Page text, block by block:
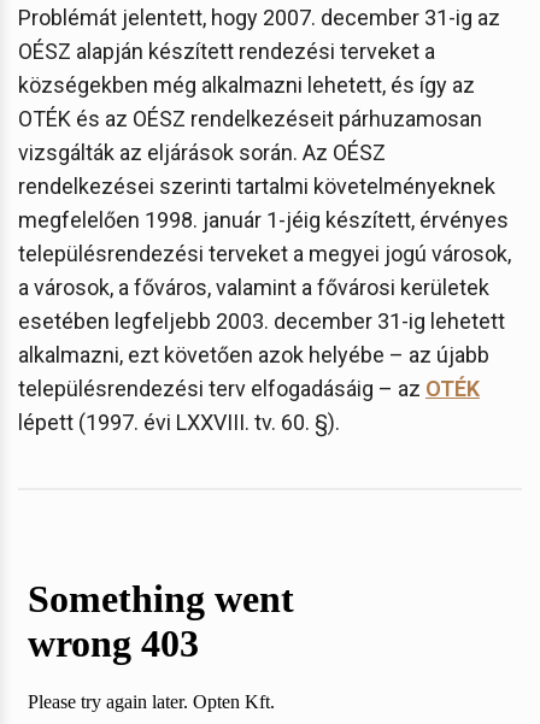
Problémát jelentett, hogy 2007. december 31-ig az
OÉSZ alapján készített rendezési terveket a
községekben még alkalmazni lehetett, és így az
OTÉK és az OÉSZ rendelkezéseit párhuzamosan
vizsgálták az eljárások során. Az OÉSZ
rendelkezései szerinti tartalmi követelményeknek
megfelelően 1998. január 1-jéig készített, érvényes
településrendezési terveket a megyei jogú városok,
a városok, a főváros, valamint a fővárosi kerületek
esetében legfeljebb 2003. december 31-ig lehetett
alkalmazni, ezt követően azok helyébe – az újabb
településrendezési terv elfogadásáig – az OTÉK
lépett (1997. évi LXXVIII. tv. 60. §).